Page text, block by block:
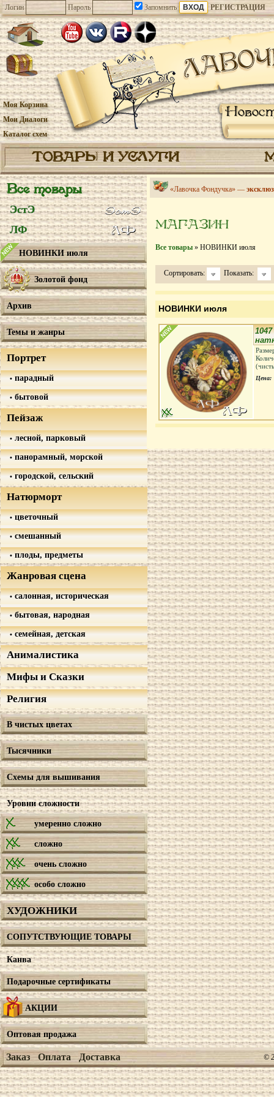
Логин Пароль Запомнить РЕГИСТРАЦИЯ
Моя Корзина
Мои Диалоги
Каталог схем
ТОВАРЫ И УСЛУГИ
Все товары
ЭстЭ
ЛФ
НОВИНКИ июля
Золотой фонд
Архив
Темы и жанры
Портрет
парадный
бытовой
Пейзаж
лесной, парковый
панорамный, морской
городской, сельский
Натюрморт
цветочный
смешанный
плоды, предметы
Жанровая сцена
салонная, историческая
бытовая, народная
семейная, детская
Анималистика
Мифы и Сказки
Религия
В чистых цветах
Тысячники
Схемы для вышивания
Уровни сложности
умеренно сложно
сложно
очень сложно
особо сложно
ХУДОЖНИКИ
СОПУТСТВУЮЩИЕ ТОВАРЫ
Канва
Подарочные сертификаты
АКЦИИ
Оптовая продажа
«Лавочка Фондучка» —
МАГАЗИН
Все товары » НОВИНКИ июля
Сортировать: Показать:
НОВИНКИ июля
Цена:
Заказ Оплата Доставка ©